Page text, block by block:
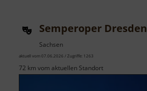
Semperoper Dresden
Sachsen
aktuell vom 07.06.2026 / Zugriffe: 1263
72 km vom aktuellen Standort